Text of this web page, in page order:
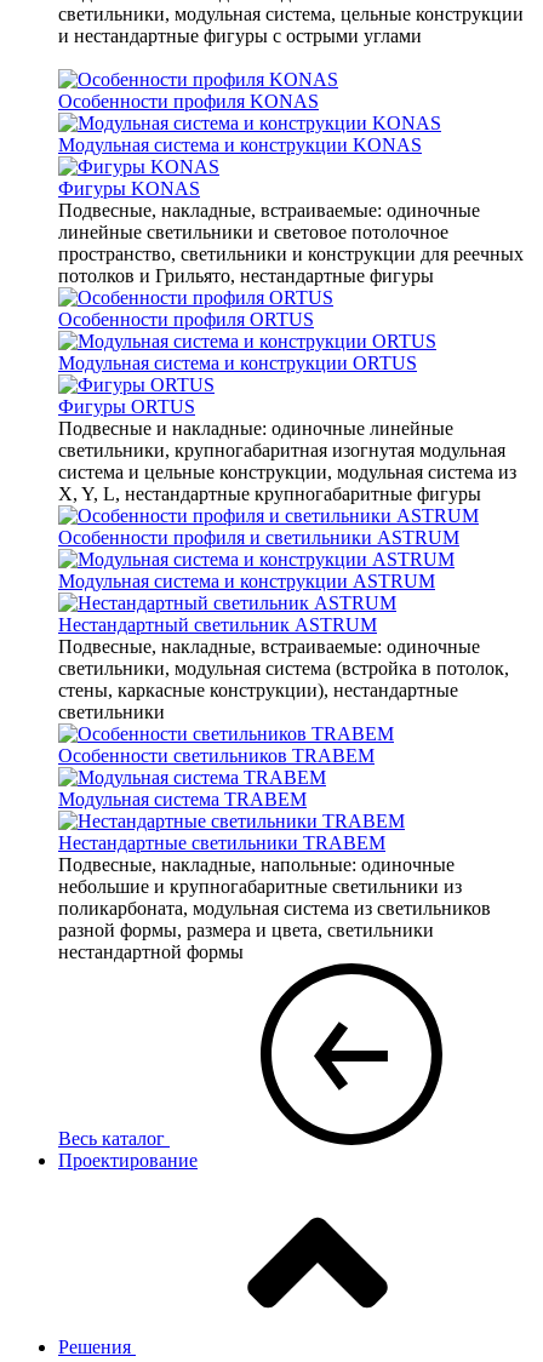
светильники, модульная система, цельные конструкции
и нестандартные фигуры с острыми углами
Особенности профиля KONAS
Модульная система и конструкции KONAS
Фигуры KONAS
Подвесные, накладные, встраиваемые: одиночные
линейные светильники и световое потолочное
пространство, светильники и конструкции для реечных
потолков и Грильято, нестандартные фигуры
Особенности профиля ORTUS
Модульная система и конструкции ORTUS
Фигуры ORTUS
Подвесные и накладные: одиночные линейные
светильники, крупногабаритная изогнутая модульная
система и цельные конструкции, модульная система из
X, Y, L, нестандартные крупногабаритные фигуры
Особенности профиля и светильники ASTRUM
Модульная система и конструкции ASTRUM
Нестандартный светильник ASTRUM
Подвесные, накладные, встраиваемые: одиночные
светильники, модульная система (встройка в потолок,
стены, каркасные конструкции), нестандартные
светильники
Особенности светильников TRABEM
Модульная система TRABEM
Нестандартные светильники TRABEM
Подвесные, накладные, напольные: одиночные
небольшие и крупногабаритные светильники из
поликарбоната, модульная система из светильников
разной формы, размера и цвета, светильники
нестандартной формы
Весь каталог
Проектирование
Решения